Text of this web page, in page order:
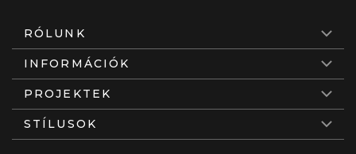
RÓLUNK
INFORMÁCIÓK
PROJEKTEK
STÍLUSOK